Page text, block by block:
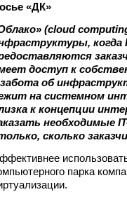
«ДК»
(cloud
когда
доступ к
об
на системном
к концепции
необходимые
сколько
парка